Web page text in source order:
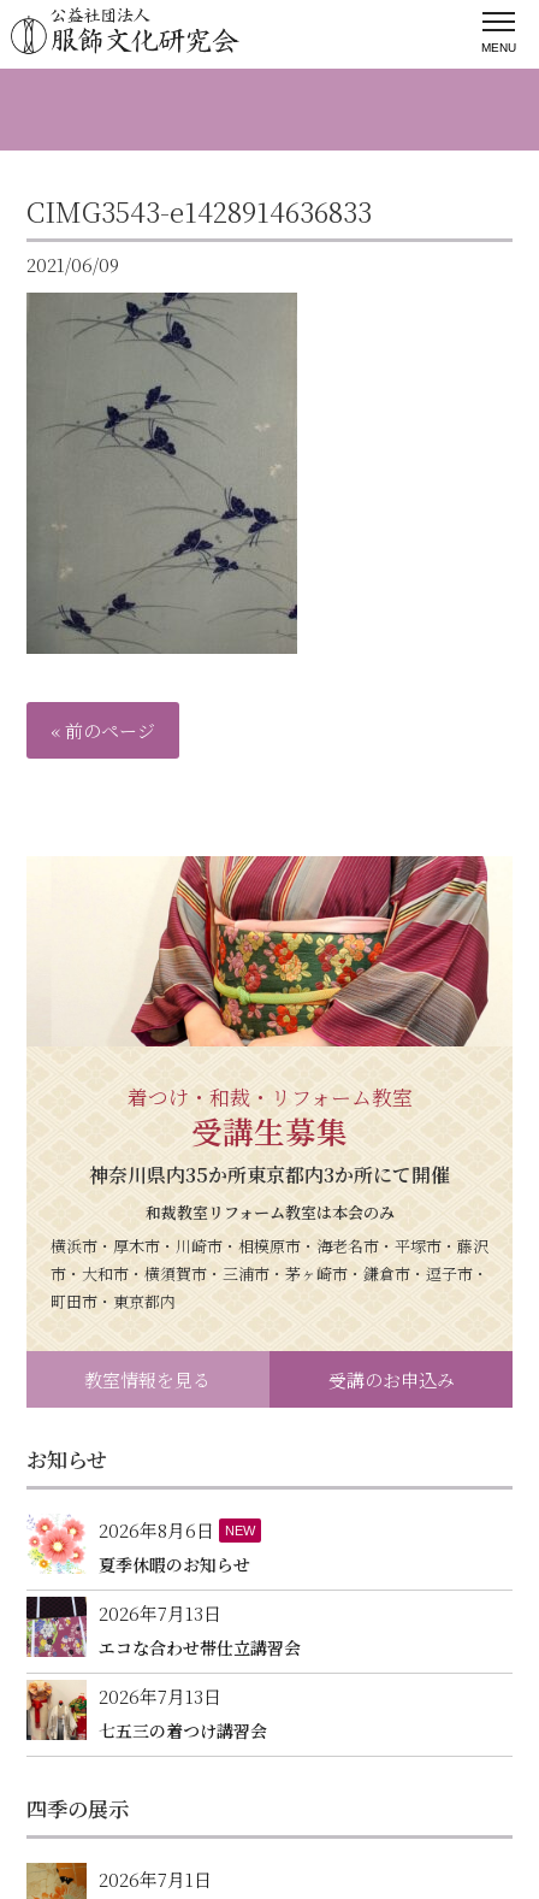
MENU
CIMG3543-e1428914636833
2021/06/09
« 前のページ
着つけ・和裁・リフォーム教室
受講生募集
神奈川県内35か所東京都内3か所にて開催
和裁教室リフォーム教室は本会のみ
横浜市・厚木市・川崎市・相模原市・海老名市・平塚市・藤沢
市・大和市・横須賀市・三浦市・茅ヶ崎市・鎌倉市・逗子市・
町田市・東京都内
教室情報を見る 受講のお申込み
お知らせ
2026年8月6日 NEW
夏季休暇のお知らせ
2026年7月13日
エコな合わせ帯仕立講習会
2026年7月13日
七五三の着つけ講習会
四季の展示
2026年7月1日